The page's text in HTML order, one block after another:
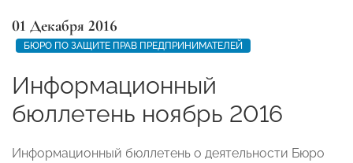
01 Декабря 2016
БЮРО ПО ЗАЩИТЕ ПРАВ ПРЕДПРИНИМАТЕЛЕЙ
Информационный
бюллетень ноябрь 2016
Информационный бюллетень о деятельности Бюро